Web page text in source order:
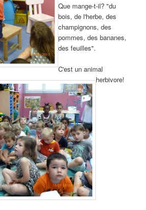
Que mange-t-il? "du
bois, de l'herbe, des
champignons, des
pommes, des bananes,
des feuilles".
C'est un animal
herbivore!